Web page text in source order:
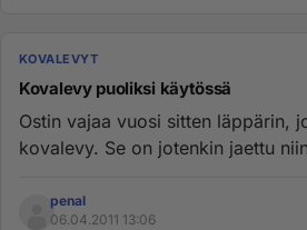
KOVALEVYT
Kovalevy puoliksi käytössä
Ostin vajaa vuosi sitten läppärin,
kovalevy. Se on jotenkin jaettu
penal
06.04.2011 13:06